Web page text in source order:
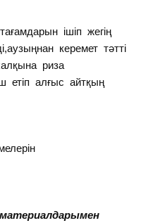
ішіп жегің
керемет тәтті
риза
етіп алғыс айтқың